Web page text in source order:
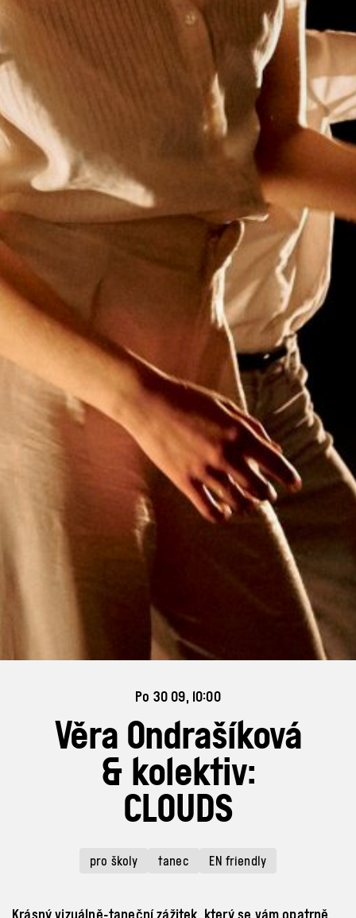
Po 30 09, 10:00
Věra Ondrašíková
& kolektiv:
CLOUDS
pro školy tanec EN friendly
Krásný vizuálně-taneční zážitek, který se vám opatrně